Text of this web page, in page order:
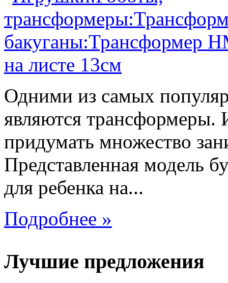
Одними из самых
являются
придумать множество
Представленная модель
для ребенка на...
Подробнее »
Лучшие предложения